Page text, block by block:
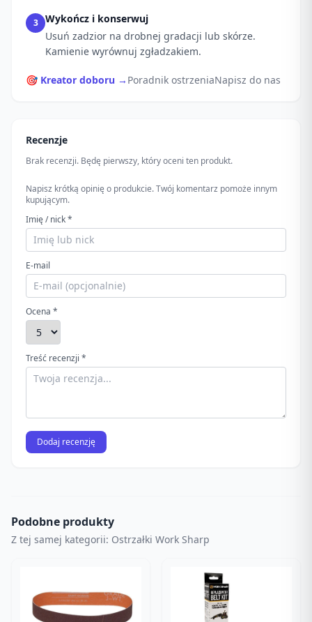
3
Wykończ i konserwuj
Usuń zadzior na drobnej gradacji lub skórze.
Kamienie wyrównuj zgładzakiem.
🎯 Kreator doboru → Poradnik ostrzeniaNapisz do nas
Recenzje
Brak recenzji. Będę pierwszy, który oceni ten produkt.
Napisz krótką opinię o produkcie. Twój komentarz pomoże innym
kupującym.
Imię / nick *
E-mail
Ocena *
Treść recenzji *
Dodaj recenzję
Podobne produkty
Z tej samej kategorii: Ostrzałki Work Sharp